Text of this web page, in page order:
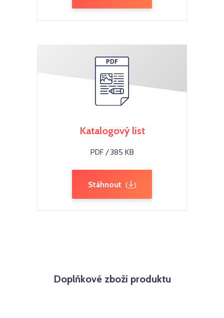
Katalogový list
PDF / 385 KB
Stáhnout
Doplňkové zboží produktu